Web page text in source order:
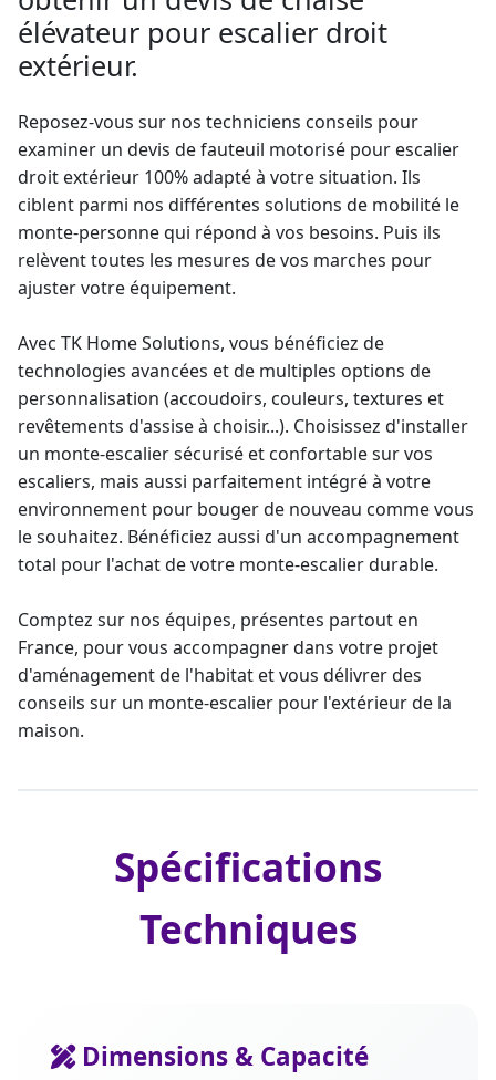
élévateur pour escalier droit
extérieur.
Reposez-vous sur nos techniciens conseils pour
examiner un devis de fauteuil motorisé pour escalier
droit extérieur 100% adapté à votre situation. Ils
ciblent parmi nos différentes solutions de mobilité le
monte-personnequi répond à vos besoins. Puis ils
relèvent toutes les mesures de vos marches pour
ajuster votre équipement.
Avec TK Home Solutions, vous bénéficiez de
technologies avancées et de multiples options de
personnalisation (accoudoirs, couleurs, textures et
revêtements d'assise à choisir...). Choisissez d'installer
un monte-escaliersécurisé et confortable sur vos
escaliers, mais aussi parfaitement intégré à votre
environnement pour bouger de nouveau comme vous
le souhaitez. Bénéficiez aussi d'un accompagnement
total pour l'achat de votre monte-escalier durable.
Comptez sur nos équipes, présentes partout en
France, pour vous accompagner dans votre projet
d'aménagement de l'habitat et vous délivrer des
conseils sur un monte-escalier pour l'extérieurde la
maison.
Spécifications
Techniques
Dimensions & Capacité